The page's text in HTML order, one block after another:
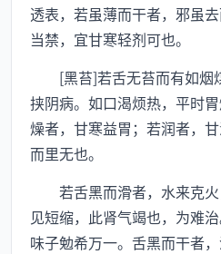
透表，若虽薄而干者，邪虽
当禁，宜甘寒轻剂可也。
[黑苔]若舌无苔而有如烟
挟阴病。如口渴烦热，平时
燥者，甘寒益胃；若润者，
而里无也。
若舌黑而滑者，水来克火
见短缩，此肾气竭也，为难
味子勉希万一。舌黑而干者